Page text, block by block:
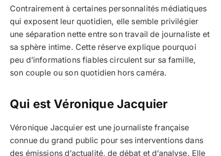
Contrairement à certaines personnalités médiatiques
qui exposent leur quotidien, elle semble privilégier
une séparation nette entre son travail de journaliste et
sa sphère intime. Cette réserve explique pourquoi
peu d’informations fiables circulent sur sa famille,
son couple ou son quotidien hors caméra.
Qui est Véronique Jacquier
Véronique Jacquier est une journaliste française
connue du grand public pour ses interventions dans
des émissions d’actualité, de débat et d’analyse. Elle